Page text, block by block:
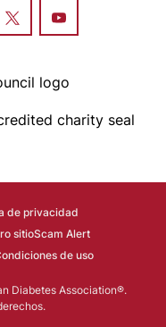
Image
de privacidad
sitioScam Alert
de uso
Diabetes Association®.